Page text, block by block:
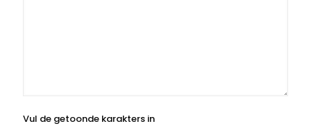
Vul de getoonde karakters in